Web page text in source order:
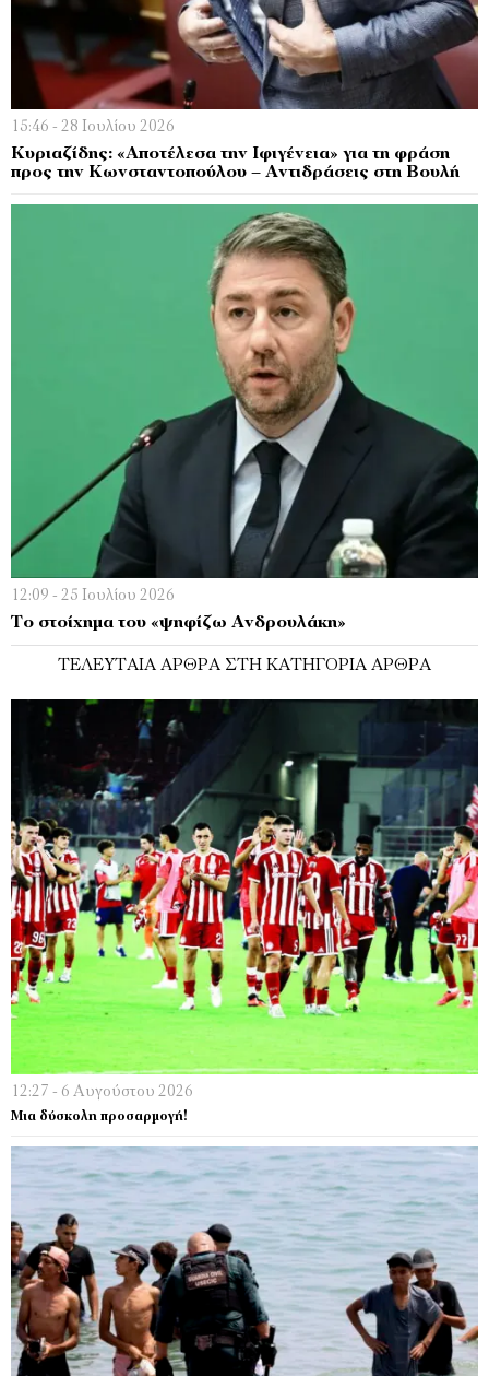
15:46 - 28 Ιουλίου 2026
Κυριαζίδης: «Αποτέλεσα την Ιφιγένεια» για τη φράση
προς την Κωνσταντοπούλου – Αντιδράσεις στη Βουλή
12:09 - 25 Ιουλίου 2026
Το στοίχημα του «ψηφίζω Ανδρουλάκη»
ΤΕΛΕΥΤΑΊΑ ΆΡΘΡΑ ΣΤΗ ΚΑΤΗΓΟΡΊΑ ΆΡΘΡΑ
12:27 - 6 Αυγούστου 2026
Μια δύσκολη προσαρμογή!